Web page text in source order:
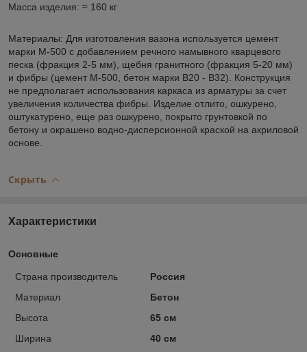
Масса изделия: ≈ 160 кг
Материалы: Для изготовления вазона используется цемент
марки М-500 с добавлением речного намывного кварцевого
песка (фракция 2-5 мм), щебня гранитного (фракция 5-20 мм)
и фибры (цемент М-500, бетон марки В20 - В32). Конструкция
не предполагает использования каркаса из арматуры за счет
увеличения количества фибры. Изделие отлито, ошкурено,
оштукатурено, еще раз ошкурено, покрыто грунтовкой по
бетону и окрашено водно-дисперсионной краской на акриловой
основе.
Скрыть
Характеристики
Основные
Страна производитель
Россия
Материал
Бетон
Высота
65 см
Ширина
40 см